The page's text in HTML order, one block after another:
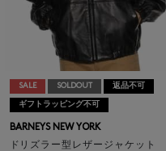
SALE SOLDOUT 返品不可
ギフトラッピング不可
BARNEYS NEW YORK
ドリズラー型レザージャケット